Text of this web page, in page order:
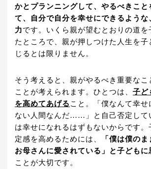
かとプランニングして、やるべきこと
て、自分で自分を幸せにできるような
力です。いくら親が望むとおりの道を
たところで、親が押しつけた人生を子
じるとは限りません。
そう考えると、親がやるべき重要なこ
ことが考えられます。ひとつは、 子ど
を高めてあげる こと。「僕なんて幸せ
ない人間なんだ……」と自己否定して
は幸せになれるはずもないからです。
定感を高めるためには、
「僕は僕の
お母さんに愛されている」と子どもに
ことが大切です。